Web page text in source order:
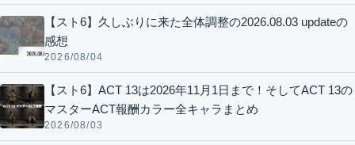
【スト6】久しぶりに来た全体調整の2026.08.03 updateの
感想
2026/08/04
【スト6】ACT 13は2026年11月1日まで！そしてACT 13の
マスターACT報酬カラー全キャラまとめ
2026/08/03